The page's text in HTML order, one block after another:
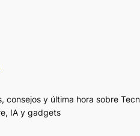
consejos y última hora sobre
IA y gadgets